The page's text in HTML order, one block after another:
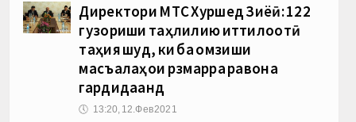
Директори МТС Хуршед Зиёӣ: 122
гузориши таҳлилию иттилоотӣ
таҳия шуд, ки ба омӯзиши
масъалаҳои рӯзмарра равона
гардидаанд
🕔 13:20, 12.Фев 2021